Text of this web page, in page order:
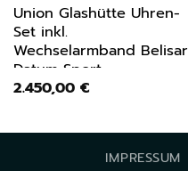
Union Glashütte Uhren-
Set inkl.
Wechselarmband Belisar
Datum Sport
D0099071104700
2.450,00 €
IMPRESSUM